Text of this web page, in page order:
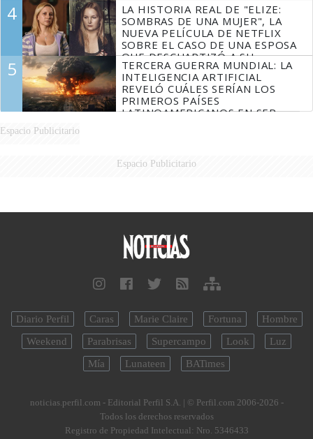
4
LA HISTORIA REAL DE "ELIZE:
SOMBRAS DE UNA MUJER", LA
NUEVA PELÍCULA DE NETFLIX
SOBRE EL CASO DE UNA ESPOSA
QUE DESCUARTIZÓ A SU
MARIDO
5
TERCERA GUERRA MUNDIAL: LA
INTELIGENCIA ARTIFICIAL
REVELÓ CUÁLES SERÍAN LOS
PRIMEROS PAÍSES
LATINOAMERICANOS EN SER
Espacio Publicitario
Espacio Publicitario
Diario Perfil Caras Marie Claire Fortuna
Hombre
Weekend
Parabrisas Supercampo Look
Luz
Mía
Lunateen BATimes
noticias.perfil.com - Editorial Perfil S.A. | © Perfil.com 2006-2026 -
Todos los derechos reservados
Registro de Propiedad Intelectual: Nro. 5346433